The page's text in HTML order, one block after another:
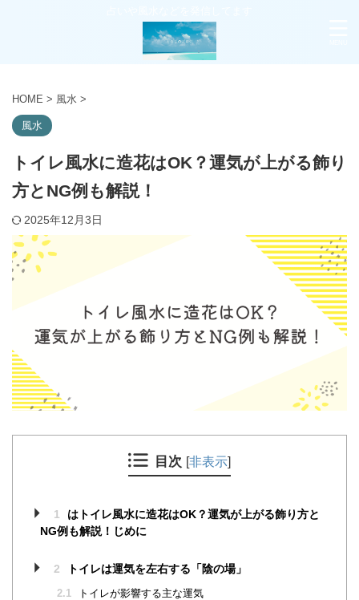
HOME > 風水 >
風水
トイレ風水に造花はOK？運気が上がる飾り
方とNG例も解説！
2025年12月3日
目次 [非表示]
1
はトイレ風水に造花はOK？運気が上がる飾り方と
NG例も解説！じめに
2 トイレは運気を左右する「陰の場」
2.1 トイレが影響する主な運気